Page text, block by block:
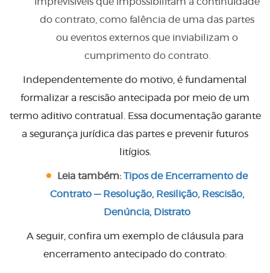
imprevisíveis que impossibilitam a continuidade
do contrato, como falência de uma das partes
ou eventos externos que inviabilizam o
cumprimento do contrato.
Independentemente do motivo, é fundamental
formalizar a rescisão antecipada por meio de um
termo aditivo contratual. Essa documentação garante
a segurança jurídica das partes e prevenir futuros
litígios.
Leia também: Tipos de Encerramento de
Contrato — Resolução, Resilição, Rescisão,
Denúncia, Distrato
A seguir, confira um exemplo de cláusula para
encerramento antecipado do contrato: